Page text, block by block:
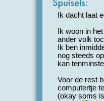
Ik dacht laat
Ik woon in
ander volk
Ik ben
nog steeds
kan
Voor de rest
computertje
(okay soms